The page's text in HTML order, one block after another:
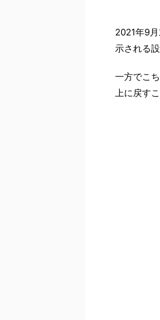
2021年9
示される
一方でこ
上に戻す